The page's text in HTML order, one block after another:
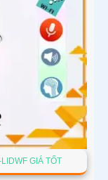
GIÁ TỐT